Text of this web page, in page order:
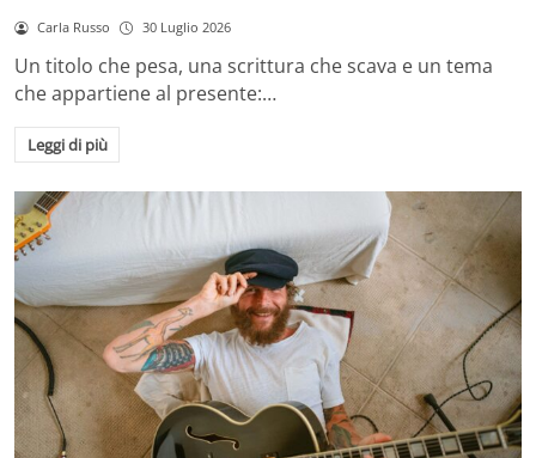
Carla Russo 30 Luglio 2026
Un titolo che pesa, una scrittura che scava e un tema
che appartiene al presente:…
Leggi di più